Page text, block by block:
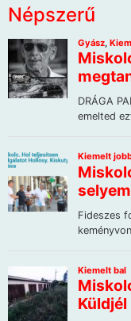
Népszerű